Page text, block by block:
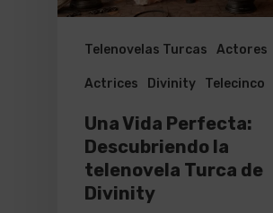
Telenovelas Turcas Actores
Actrices Divinity Telecinco
Una Vida Perfecta:
Descubriendo la
telenovela Turca de
Divinity